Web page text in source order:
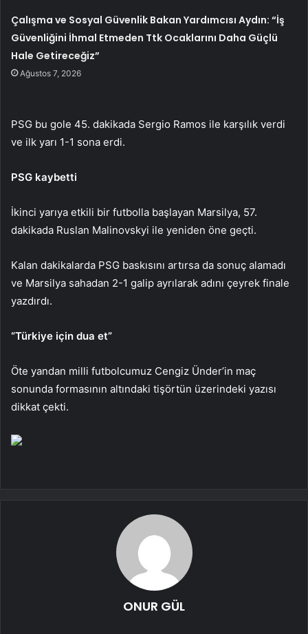
Çalışma ve Sosyal Güvenlik Bakan Yardımcısı Aydın: “İş
Güvenliğini İhmal Etmeden Ttk Ocaklarını Daha Güçlü
Hale Getireceğiz”
Ağustos 7, 2026
PSG bu gole 45. dakikada Sergio Ramos ile karşılık verdi
ve ilk yarı 1-1 sona erdi.
PSG kaybetti
İkinci yarıya etkili bir futbolla başlayan Marsilya, 57.
dakikada Ruslan Malinovskyi ile yeniden öne geçti.
Kalan dakikalarda PSG baskısını artırsa da sonuç alamadı
ve Marsilya sahadan 2-1 galip ayrılarak adını çeyrek finale
yazdırdı.
“Türkiye için dua et”
Öte yandan milli futbolcumuz Cengiz Ünder’in maç
sonunda formasının altındaki tişörtün üzerindeki yazısı
dikkat çekti.
ONUR GÜL